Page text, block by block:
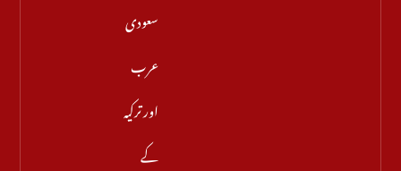
سعودی
عرب
اور ترکیہ
کے